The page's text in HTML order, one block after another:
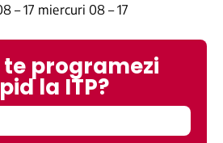
– 17 miercuri 08 – 17
te programezi
la ITP?